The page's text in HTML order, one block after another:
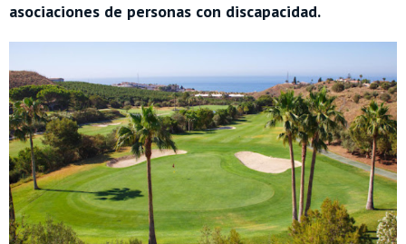
asociaciones de personas con discapacidad.